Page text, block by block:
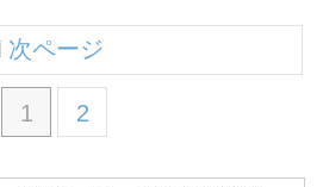
1 2
次ページ